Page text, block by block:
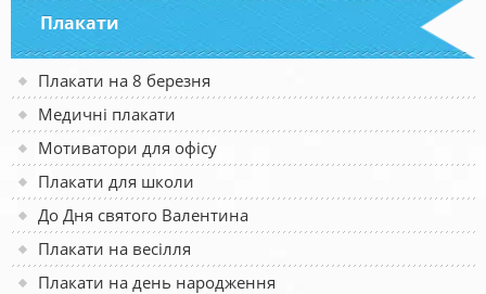
Плакати
Плакати на 8 березня
Медичні плакати
Мотиватори для офісу
Плакати для школи
До Дня святого Валентина
Плакати на весілля
Плакати на день народження